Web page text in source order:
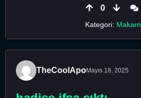
0
Kategori:
TheCoolApoMayıs 18, 2025